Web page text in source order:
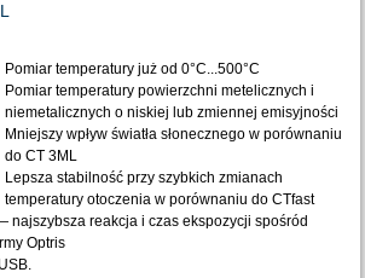
Pomiar temperatury już od 0°C...500°C
Pomiar temperatury powierzchni metelicznych i
niemetalicznych o niskiej lub zmiennej emisyjności
Mniejszy wpływ światła słonecznego w porównaniu
do CT 3ML
Lepsza stabilność przy szybkich zmianach
temperatury otoczenia w porównaniu do CTfast
najszybsza reakcja i czas ekspozycji spośród
Optris